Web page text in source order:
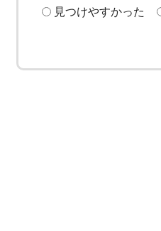
見つけやすかった